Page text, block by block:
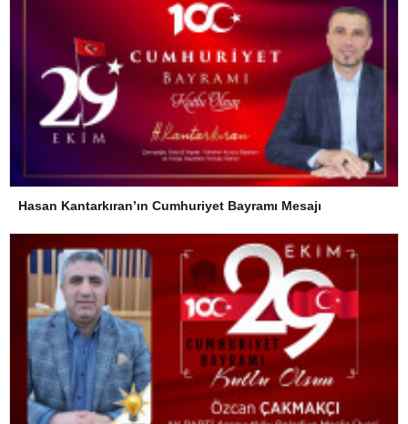
Hasan Kantarkıran’ın Cumhuriyet Bayramı Mesajı